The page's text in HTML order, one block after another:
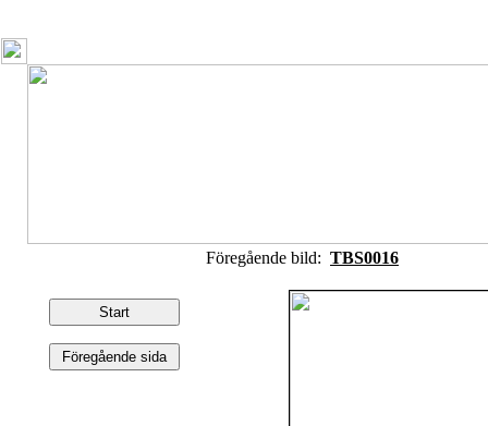
Föregående bild: TBS0016